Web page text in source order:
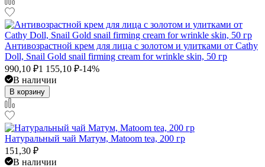
Антивозрастной крем для лица с золотом и улитками от Cathy
Doll, Snail Gold snail firming cream for wrinkle skin, 50 гр
990,10 ₽1 155,10 ₽-14%
В наличии
В корзину
Натуральный чай Матум, Matoom tea, 200 гр
151,30 ₽
В наличии